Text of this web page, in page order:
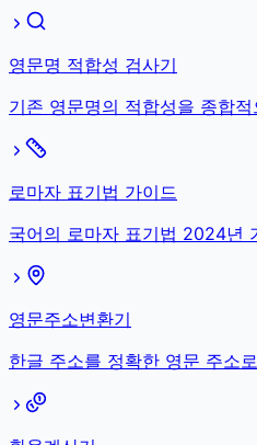
영문명 적합성 검사기
기존 영문명의 적합성을 종합적
로마자 표기법 가이드
국어의 로마자 표기법 2024년
영문주소변환기
한글 주소를 정확한 영문 주소